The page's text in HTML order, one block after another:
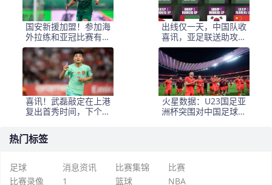
国安新援加盟！参加海
外拉练和亚冠比赛有困
难，曾在机场被带走
出线仅一天，中国队收
喜讯，亚足联送助攻，
保送4强？
喜讯！武磊敲定在上港
复出首秀时间，下个月
火星数据：U23国足亚
洲杯突围对中国足球的
热门标签
足球 消息资讯 比赛集锦
比赛
比赛录像
1 篮球 NBA